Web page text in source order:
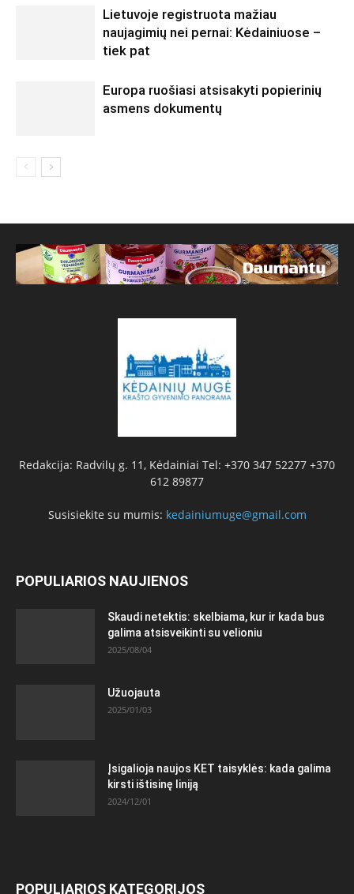
Lietuvoje registruota mažiau
naujagimių nei pernai: Kėdainiuose –
tiek pat
Europa ruošiasi atsisakyti popierinių
asmens dokumentų
Redakcija: Radvilų g. 11, Kėdainiai Tel: +370 347 52277 +370
612 89877
Susisiekite su mumis: kedainiumuge@gmail.com
POPULIARIOS NAUJIENOS
Skaudi netektis: skelbiama, kur ir kada bus
galima atsisveikinti su velioniu
2025/08/04
Užuojauta
2025/01/03
Įsigalioja naujos KET taisyklės: kada galima
kirsti ištisinę liniją
2024/12/01
POPULIARIOS KATEGORIJOS